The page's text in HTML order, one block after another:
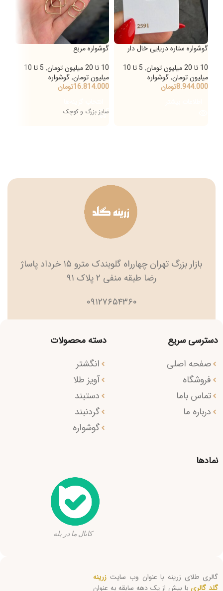
گوشواره ستاره دریایی خال دار
10 تا 20 میلیون تومان
,
5 تا 10
میلیون تومان,گوشواره
8.944.000تومان
گوشواره مربع
10 تا 20 میلیون تومان
,
5 تا 10
میلیون تومان,گوشواره
16.814.000تومان
سایز بزرگ و کوچک
بازار بزرگ تهران چهارراه گلوبندک مترو ۱۵ خرداد پاساژ
رضا طبقه منفی ۲ پلاک ۹۱
۰۹۱۲۷۶۵۴۳۶۰
دسترسی سریع
صفحه اصلی
فروشگاه
تماس باما
درباره ما
دسته محصولات
انگشتر
آویز طلا
دستبند
گردنبند
گوشواره
نمادها
کانال ما در بله
گالری طلای زرینه با عنوان وب سایت زرینه
گلد گالری با بیش از یک دهه سابقه به عنوان